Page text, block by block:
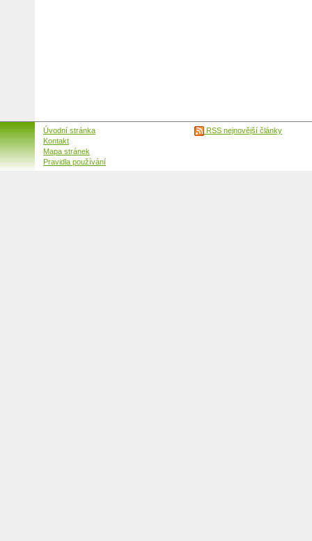
Úvodní stránka
Kontakt
Mapa stránek
Pravidla používání
RSS nejnovější články